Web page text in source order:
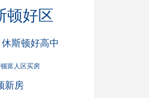
顿好区
休斯顿好高中
富人区买房
新房